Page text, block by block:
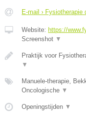
E-mail › Fysiotherapie
Website: https://
Screenshot ▼
Praktijk voor
▼
Manuele-therapie,
Oncologische ▼
Openingstijden ▼